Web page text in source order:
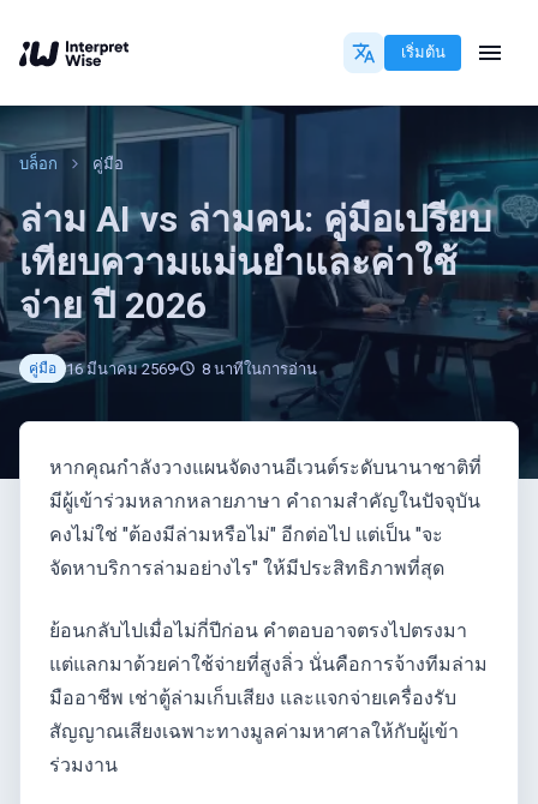
เริ่มต้น
บล็อก คู่มือ
ล่าม AI vs ล่ามคน: คู่มือเปรียบ
เทียบความแม่นยำและค่าใช้
จ่าย ปี 2026
คู่มือ 16 มีนาคม 2569 8 นาทีในการอ่าน
หากคุณกำลังวางแผนจัดงานอีเวนต์ระดับนานาชาติที่
มีผู้เข้าร่วมหลากหลายภาษา คำถามสำคัญในปัจจุบัน
คงไม่ใช่ "ต้องมีล่ามหรือไม่" อีกต่อไป แต่เป็น "จะ
จัดหาบริการล่ามอย่างไร" ให้มีประสิทธิภาพที่สุด
ย้อนกลับไปเมื่อไม่กี่ปีก่อน คำตอบอาจตรงไปตรงมา
แต่แลกมาด้วยค่าใช้จ่ายที่สูงลิ่ว นั่นคือการจ้างทีมล่าม
มืออาชีพ เช่าตู้ล่ามเก็บเสียง และแจกจ่ายเครื่องรับ
สัญญาณเสียงเฉพาะทางมูลค่ามหาศาลให้กับผู้เข้า
ร่วมงาน